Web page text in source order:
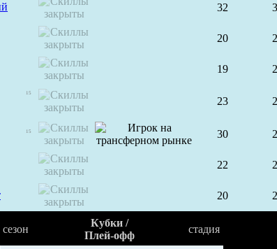
32 3
20 2
19 2
15
23 2
15 30 2
22 2
20 2
сезон
Кубки /
Плей-офф
стадия